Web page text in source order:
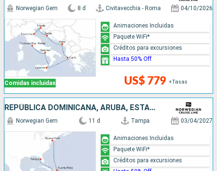
Comidas incluidas
Norwegian Gem 8 d Civitavecchia - Roma 04/10/2026
US$ 779 +Tasas
Animaciones Incluidas
Paquete WiFi*
Créditos para excursiones
Hasta 50% Off
REPÚBLICA DOMINICANA, ARUBA, ESTADOS UNIDOS
Norwegian Gem 11 d Tampa 03/04/2027
Animaciones Incluidas
Paquete WiFi*
Créditos para excursiones